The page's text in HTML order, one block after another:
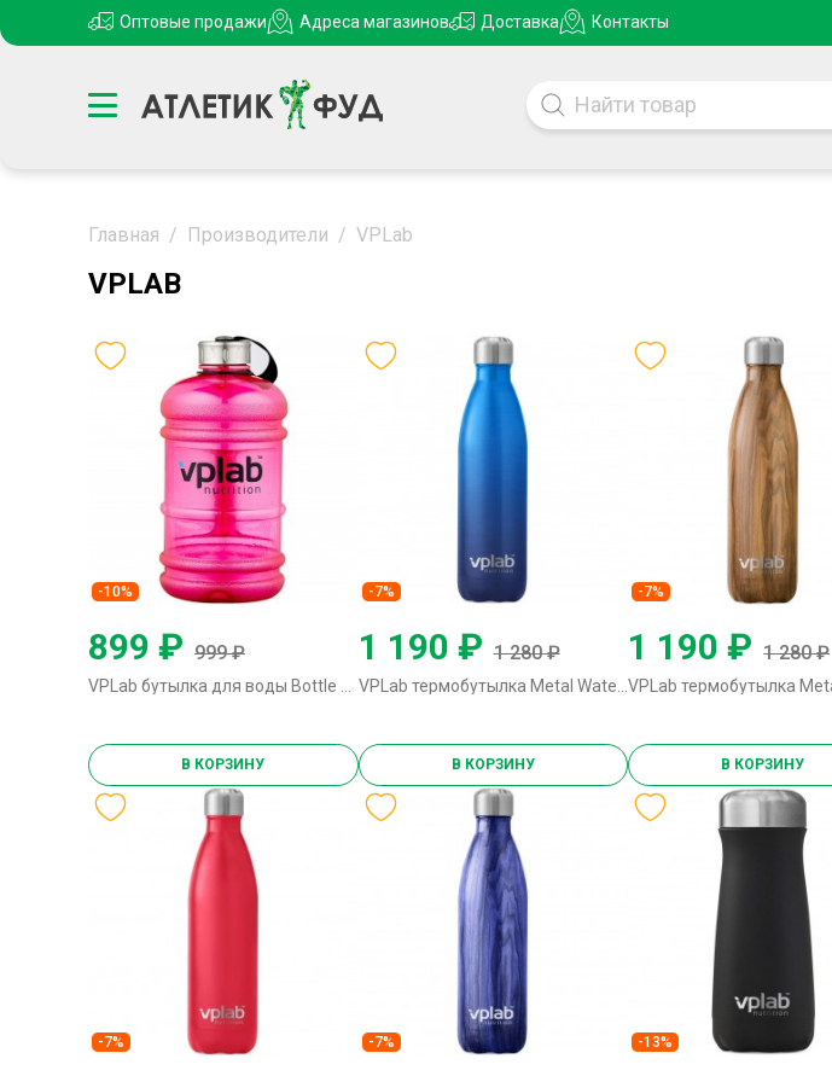
Оптовые продажи Адреса магазинов Доставка Контакты
Главная / Производители / VPLab
VPLAB
-10%
899 ₽ 999 ₽
В КОРЗИНУ
-7%
1 190 ₽ 1 280 ₽
В КОРЗИНУ
-7%
1 190 ₽ 1 280 ₽
В КОРЗИНУ
-7% -7% -13%